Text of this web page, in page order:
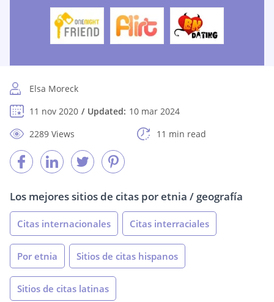
Elsa Moreck
11 nov 2020
Updated: 10 mar 2024
2289 Views
11 min read
Los mejores sitios de citas por etnia / geografía
Citas internacionales Citas interraciales
Por etnia Sitios de citas hispanos
Sitios de citas latinas